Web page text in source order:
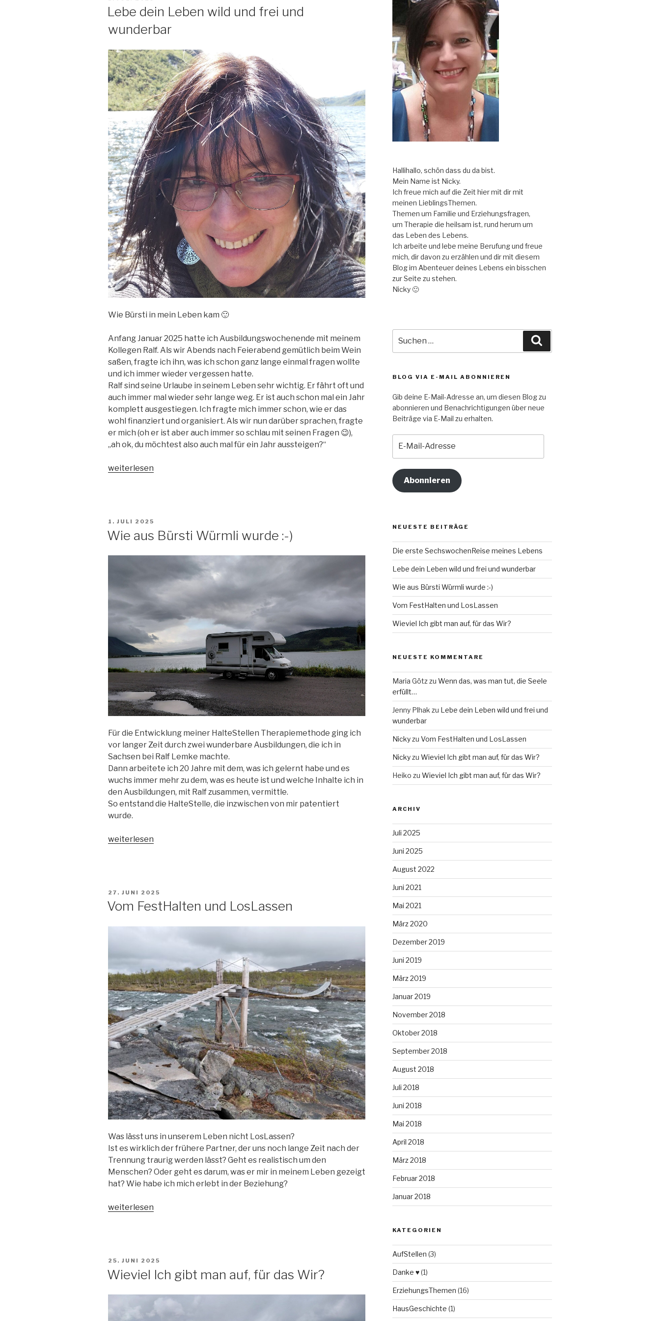
Lebe dein Leben wild und frei und
wunderbar
Wie Bürsti in mein Leben kam 🙂
Anfang Januar 2025 hatte ich Ausbildungswochenende mit meinem
Kollegen Ralf. Als wir Abends nach Feierabend gemütlich beim Wein
saßen, fragte ich ihn, was ich schon ganz lange einmal fragen wollte
und ich immer wieder vergessen hatte.
Ralf sind seine Urlaube in seinem Leben sehr wichtig. Er fährt oft und
auch immer mal wieder sehr lange weg. Er ist auch schon mal ein Jahr
komplett ausgestiegen. Ich fragte mich immer schon, wie er das
wohl finanziert und organisiert. Als wir nun darüber sprachen, fragte
er mich (oh er ist aber auch immer so schlau mit seinen Fragen 😉),
„ah ok, du möchtest also auch mal für ein Jahr aussteigen?“
„Lebe
frei
und
weiterlesen
VERÖFFENTLICHT
1. JULI 2025
Wie aus Bürsti Würmli wurde :-)
Für die Entwicklung meiner HalteStellen Therapiemethode ging ich
vor langer Zeit durch zwei wunderbare Ausbildungen, die ich in
Sachsen bei Ralf Lemke machte.
Dann arbeitete ich 20 Jahre mit dem, was ich gelernt habe und es
wuchs immer mehr zu dem, was es heute ist und welche Inhalte ich in
den Ausbildungen, mit Ralf zusammen, vermittle.
So entstand die HalteStelle, die inzwischen von mir patentiert
wurde.
„Wie
:-)“
weiterlesen
VERÖFFENTLICHT
27. JUNI 2025
Vom FestHalten und LosLassen
Was lässt uns in unserem Leben nicht LosLassen?
Ist es wirklich der frühere Partner, der uns noch lange Zeit nach der
Trennung traurig werden lässt? Geht es realistisch um den
Menschen? Oder geht es darum, was er mir in meinem Leben gezeigt
hat? Wie habe ich mich erlebt in der Beziehung?
„Vom
weiterlesen
VERÖFFENTLICHT
25. JUNI 2025
Wieviel Ich gibt man auf, für das Wir?
Hallihallo, schön dass du da bist.
Mein Name ist Nicky.
Ich freue mich auf die Zeit hier mit dir mit
meinen LieblingsThemen.
Themen um Familie und Erziehungsfragen,
um Therapie die heilsam ist, rund herum um
das Leben des Lebens.
Ich arbeite und lebe meine Berufung und freue
mich, dir davon zu erzählen und dir mit diesem
Blog im Abenteuer deines Lebens ein bisschen
zur Seite zu stehen.
Nicky 🙂
nach:
BLOG VIA E-MAIL ABONNIEREN
Gib deine E-Mail-Adresse an, um diesen Blog zu
abonnieren und Benachrichtigungen über neue
Beiträge via E-Mail zu erhalten.
Mail-
Adresse
Abonnieren
NEUESTE BEITRÄGE
Die erste SechswochenReise meines Lebens
Lebe dein Leben wild und frei und wunderbar
Wie aus Bürsti Würmli wurde :-)
Vom FestHalten und LosLassen
Wieviel Ich gibt man auf, für das Wir?
NEUESTE KOMMENTARE
Maria Götzzu Wenn das, was man tut, die Seele
erfüllt…
Jenny Plhak zu Lebe dein Leben wild und frei und
wunderbar
Nickyzu Vom FestHalten und LosLassen
Nickyzu Wieviel Ich gibt man auf, für das Wir?
Heiko zu Wieviel Ich gibt man auf, für das Wir?
ARCHIV
Juli 2025
Juni 2025
August 2022
Juni 2021
Mai 2021
März 2020
Dezember 2019
Juni 2019
März 2019
Januar 2019
November 2018
Oktober 2018
September 2018
August 2018
Juli 2018
Juni 2018
Mai 2018
April 2018
März 2018
Februar 2018
Januar 2018
KATEGORIEN
AufStellen (3)
Danke ♥(1)
ErziehungsThemen (16)
HausGeschichte (1)